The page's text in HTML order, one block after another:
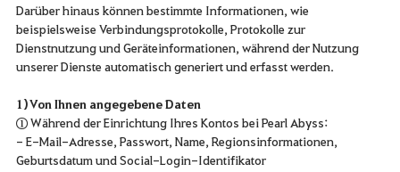
Darüber hinaus können bestimmte Informationen, wie
beispielsweise Verbindungsprotokolle, Protokolle zur
Dienstnutzung und Geräteinformationen, während der Nutzung
unserer Dienste automatisch generiert und erfasst werden.
1) Von Ihnen angegebene Daten
① Während der Einrichtung Ihres Kontos bei Pearl Abyss:
- E-Mail-Adresse, Passwort, Name, Regionsinformationen,
Geburtsdatum und Social-Login-Identifikator